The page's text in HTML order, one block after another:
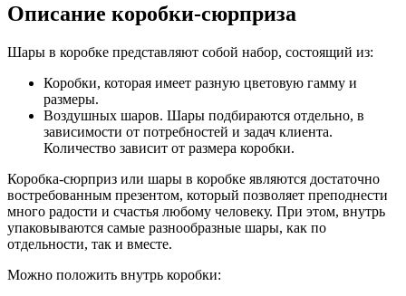
Описание коробки-сюрприза
Шары в коробке представляют собой набор, состоящий из:
Коробки, которая имеет разную цветовую гамму и
размеры.
Воздушных шаров. Шары подбираются отдельно, в
зависимости от потребностей и задач клиента.
Количество зависит от размера коробки.
Коробка-сюрприз или шары в коробке являются достаточно
востребованным презентом, который позволяет преподнести
много радости и счастья любому человеку. При этом, внутрь
упаковываются самые разнообразные шары, как по
отдельности, так и вместе.
Можно положить внутрь коробки: